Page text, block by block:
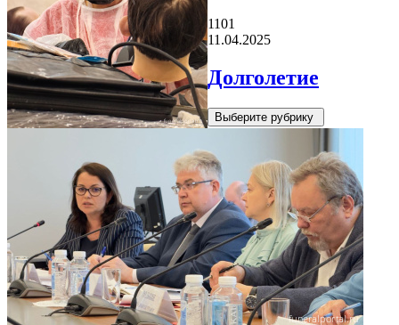
1101
11.04.2025
Долголетие
Выберите рубрику